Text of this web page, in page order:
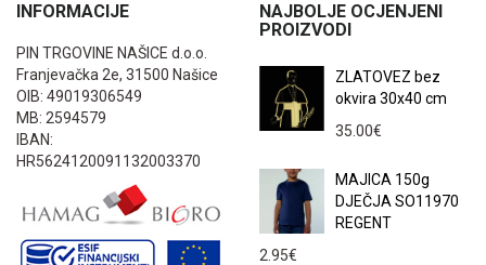
INFORMACIJE
PIN TRGOVINE NAŠICE d.o.o.
Franjevačka 2e, 31500 Našice
OIB: 49019306549
MB: 2594579
IBAN:
HR5624120091132003370
NAJBOLJE OCJENJENI
PROIZVODI
ZLATOVEZ bez
okvira 30x40 cm
35.00€
MAJICA 150g
DJEČJA SO11970
REGENT
2.95€